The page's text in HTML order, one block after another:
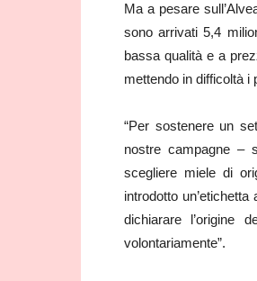
Ma a pesare
sono arrivati 5,4
bassa qualità e a
mettendo in difficoltà i
“Per sostenere un
nostre campagne –
scegliere miele di
introdotto
dichiarare l’origine
volontariamente”.